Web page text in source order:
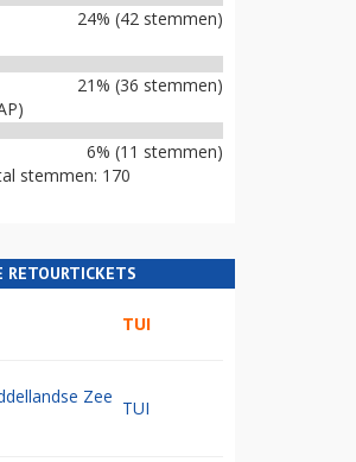
24% (42 stemmen)
21% (36 stemmen)
6% (11 stemmen)
stemmen: 170
RETOURTICKETS
TUI
Zee
TUI